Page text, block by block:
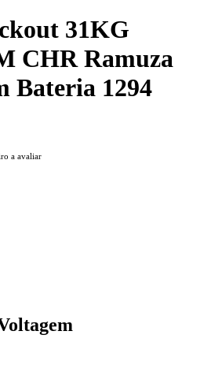
31KG
CHR Ramuza
Bateria 1294
a avaliar